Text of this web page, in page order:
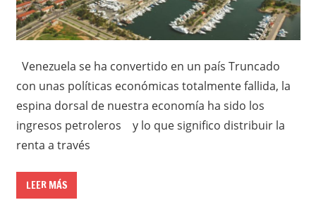
Venezuela se ha convertido en un país Truncado
con unas políticas económicas totalmente fallida, la
espina dorsal de nuestra economía ha sido los
ingresos petroleros y lo que significo distribuir la
renta a través
LEER MÁS